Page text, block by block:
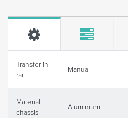
Transfer in
rail
Manual
Material,
chassis
Aluminium